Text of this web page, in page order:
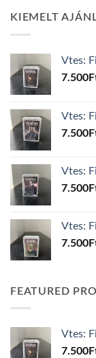
KIEMELT
Vtes:
7.500
Vtes:
7.500
Vtes:
7.500
Vtes:
7.500
FEATURED
Vtes:
7.500